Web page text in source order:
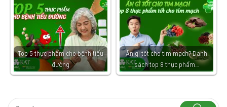
Top 5 thực phẩm cho bệnh tiểu
đường
Ăn gì tốt cho tim mạch? Danh
sách top 8 thực phẩm…